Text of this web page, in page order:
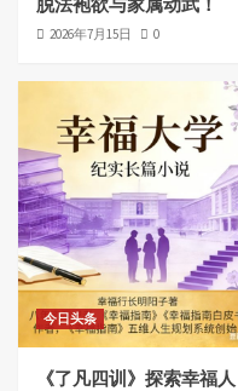
2026年7月15日 0
今日头条
《了凡四训》探索幸福人